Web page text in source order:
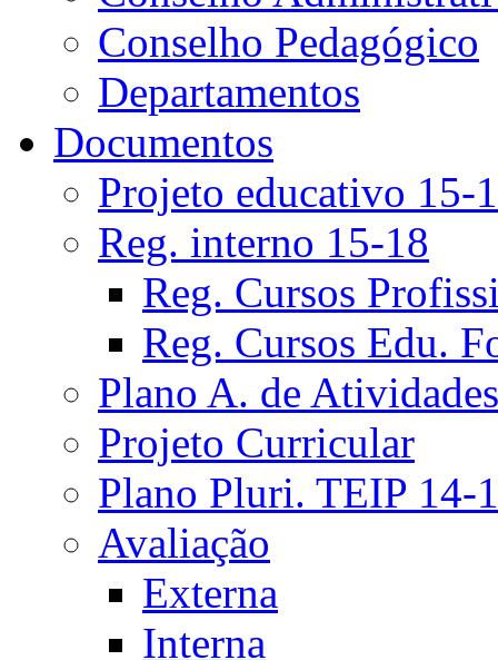
Conselho Pedagógico
Departamentos
Documentos
Projeto educativo 15-
Reg. interno 15-18
Reg. Cursos
Reg. Cursos Edu.
Plano A. de Atividades
Projeto Curricular
Plano Pluri. TEIP 14-
Avaliação
Externa
Interna